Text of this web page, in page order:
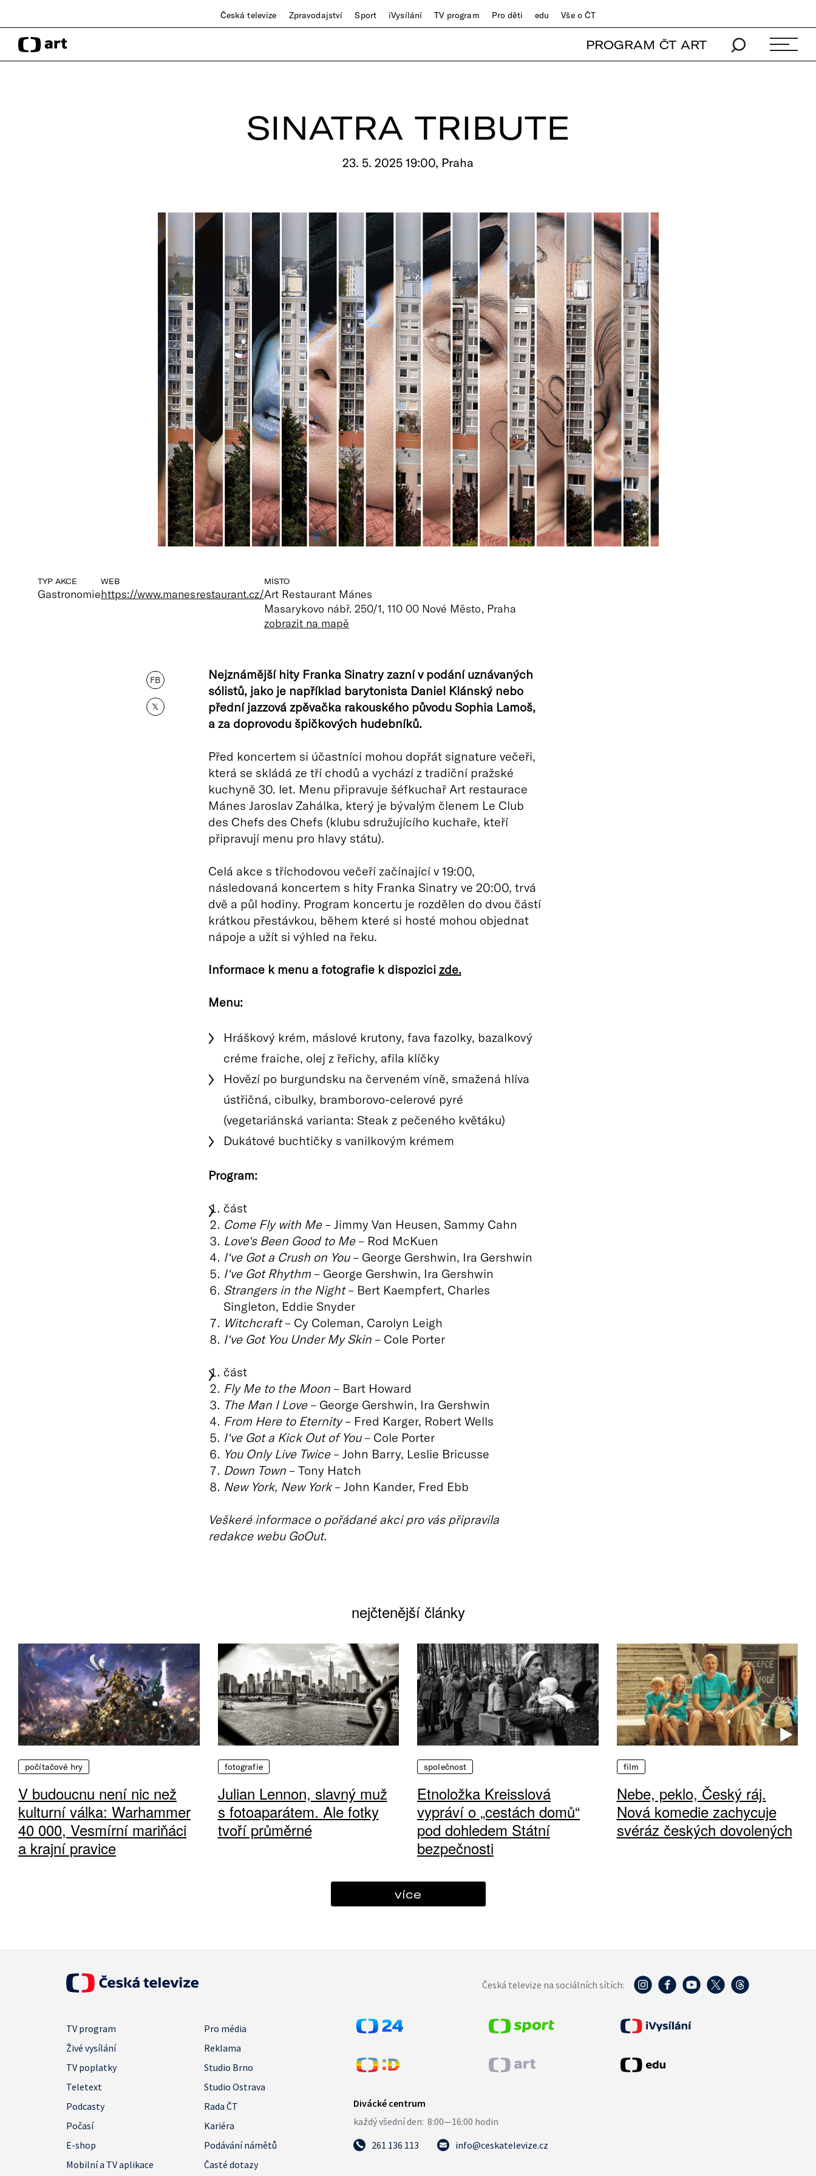
Česká televize Zpravodajství Sport iVysílání TV program Pro děti edu Vše o ČT
PROGRAM ČT ART
SINATRA TRIBUTE
23. 5. 2025 19:00, Praha
TYP AKCE
Gastronomie
WEB
https://www.manesrestaurant.cz/
MÍSTO
Art Restaurant Mánes
Masarykovo nábř. 250/1, 110 00 Nové Město, Praha
zobrazit na mapě
FB
𝕏
Nejznámější hity Franka Sinatry zazní v podání uznávaných
sólistů, jako je například barytonista Daniel Klánský nebo
přední jazzová zpěvačka rakouského původu Sophia Lamoš,
a za doprovodu špičkových hudebníků.
Před koncertem si účastníci mohou dopřát signature večeři,
která se skládá ze tří chodů a vychází z tradiční pražské
kuchyně 30. let. Menu připravuje šéfkuchař Art restaurace
Mánes Jaroslav Zahálka, který je bývalým členem Le Club
des Chefs des Chefs (klubu sdružujícího kuchaře, kteří
připravují menu pro hlavy státu).
Celá akce s tříchodovou večeří začínající v 19:00,
následovaná koncertem s hity Franka Sinatry ve 20:00, trvá
dvě a půl hodiny. Program koncertu je rozdělen do dvou částí
krátkou přestávkou, během které si hosté mohou objednat
nápoje a užít si výhled na řeku.
Informace k menu a fotografie k dispozici zde.
Menu:
Hráškový krém, máslové krutony, fava fazolky, bazalkový
créme fraiche, olej z řeřichy, afila klíčky
Hovězí po burgundsku na červeném víně, smažená hlíva
ústřičná, cibulky, bramborovo-celerové pyré
(vegetariánská varianta: Steak z pečeného květáku)
Dukátové buchtičky s vanilkovým krémem
Program:
část
Come Fly with Me– Jimmy Van Heusen, Sammy Cahn
Love‘s Been Good to Me– Rod McKuen
I‘ve Got a Crush on You– George Gershwin, Ira Gershwin
I‘ve Got Rhythm– George Gershwin, Ira Gershwin
Strangers in the Night– Bert Kaempfert, Charles
Singleton, Eddie Snyder
Witchcraft– Cy Coleman, Carolyn Leigh
I‘ve Got You Under My Skin– Cole Porter
část
Fly Me to the Moon– Bart Howard
The Man I Love– George Gershwin, Ira Gershwin
From Here to Eternity– Fred Karger, Robert Wells
I‘ve Got a Kick Out of You– Cole Porter
You Only Live Twice– John Barry, Leslie Bricusse
Down Town– Tony Hatch
New York, New York– John Kander, Fred Ebb
Veškeré informace o pořádané akci pro vás připravila
redakce webu GoOut.
nejčtenější články
počítačové hry
V budoucnu není nic než
kulturní válka: Warhammer
40 000, Vesmírní mariňáci
a krajní pravice
fotografie
Julian Lennon, slavný muž
s fotoaparátem. Ale fotky
tvoří průměrné
společnost
Etnoložka Kreisslová
vypráví o „cestách domů“
pod dohledem Státní
bezpečnosti
film
Nebe, peklo, Český ráj.
Nová komedie zachycuje
svéráz českých dovolených
více
Česká televize na sociálních sítích:
TV program
Pro média
Živé vysílání
Reklama
TV poplatky
Studio Brno
Teletext
Studio Ostrava
Podcasty
Rada ČT
Počasí
Kariéra
E-shop
Podávání námětů
Mobilní a TV aplikace
Časté dotazy
261 136 113 info@ceskatelevize.cz